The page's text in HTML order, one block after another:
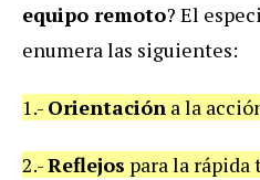
equipo remoto? El
enumera las siguientes:
1.- Orientación a la
2.-Reflejos para la rápida